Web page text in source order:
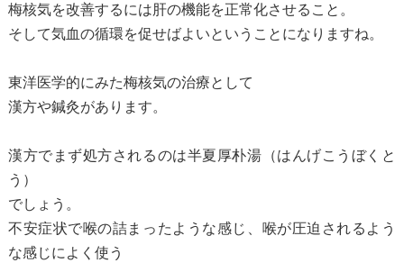
梅核気を改善するには肝の機能を正常化させること。
そして気血の循環を促せばよいということになりますね。
東洋医学的にみた梅核気の治療として
漢方や鍼灸があります。
漢方でまず処方されるのは半夏厚朴湯（はんげこうぼくと
う）
でしょう。
不安症状で喉の詰まったような感じ、喉が圧迫されるよう
な感じによく使う